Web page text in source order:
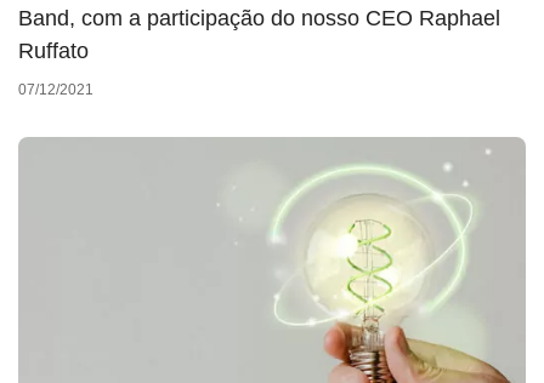
Band, com a participação do nosso CEO Raphael
Ruffato
07/12/2021